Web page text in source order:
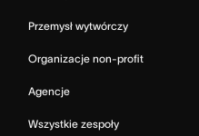
Przemysł wytwórczy
Organizacje non-profit
Agencje
Wszystkie zespoły